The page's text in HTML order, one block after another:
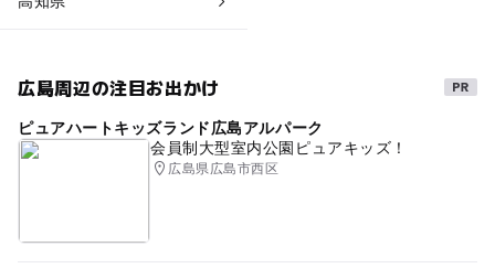
広島周辺の注目お出かけ
ピュアハートキッズランド広島アルパーク
会員制大型室内公園ピュアキッズ！
広島県広島市西区